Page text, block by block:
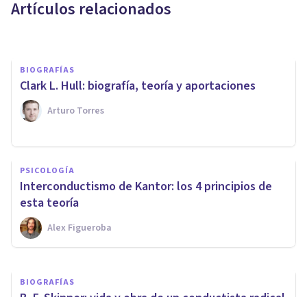
Artículos relacionados
BIOGRAFÍAS
Clark L. Hull: biografía, teoría y aportaciones
Arturo Torres
PSICOLOGÍA
Interconductismo de Kantor: los 4 principios de
esta teoría
Alex Figueroba
PSICOLOGÍA SOCIAL Y RELACIONES PERSONALES
¿Qué es la Psicología Social?
Bertrand Regader
BIOGRAFÍAS